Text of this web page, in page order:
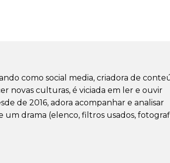
como social media, criadora de
novas culturas, é viciada em ler e ouvir
de 2016, adora acompanhar e analisar
drama (elenco, filtros usados,